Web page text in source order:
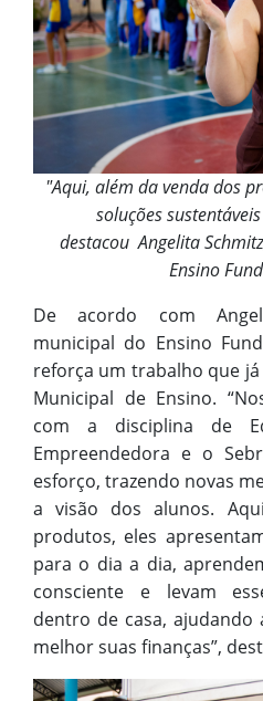
"Aqui, além da venda dos
soluções
destacou Angelita
Ensino
De acordo com
municipal do Ensino
reforça um trabalho que
Municipal de Ensino.
com a disciplina de
Empreendedora e o
esforço, trazendo novas
a visão dos alunos.
produtos, eles
para o dia a dia,
consciente e levam
dentro de casa, ajudando
melhor suas finanças”,